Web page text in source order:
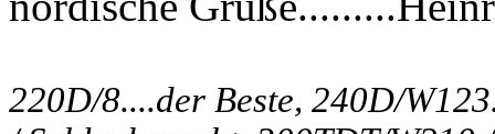
220D/8....der Beste, 240D/